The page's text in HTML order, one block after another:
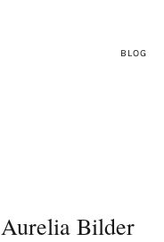
BLOG
Aurelia Bilder